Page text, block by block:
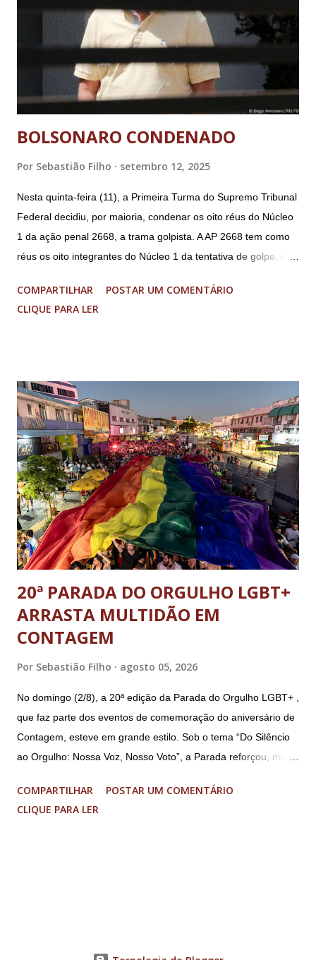
BOLSONARO CONDENADO
Por Sebastião Filho setembro 12, 2025
Nesta quinta-feira (11), a Primeira Turma do Supremo Tribunal
Federal decidiu, por maioria, condenar os oito réus do Núcleo
1 da ação penal 2668, a trama golpista. A AP 2668 tem como
réus os oito integrantes do Núcleo 1 da tentativa de golpe, ou
(PGR): o deputado federal Alexandre Ramagem, ex-diretor da
Agência Brasileira de Inteligência (Abin); o almirante Almir
Segurança Institucional (GSI); o tenente-coronel Mauro Cid,
ex-ajudante de ordens de Bolsonaro (réu-colaborador); o ex-
presidente da República Jair Bolsonaro; o general Paulo
Sérgio Nogueira, ex-ministro da Defesa; e o general da
reserva Walter Braga Netto, ex-ministro da Casa Civil e da
Defesa. A acusação envolveu os crimes de tentativa de
abolição violenta do Estado Democrático de Direito, golpe de
E...
COMPARTILHAR
POSTAR UM COMENTÁRIO
CLIQUE PARA LER
20ª PARADA DO ORGULHO LGBT+
ARRASTA MULTIDÃO EM
CONTAGEM
Por Sebastião Filho agosto 05, 2026
No domingo (2/8), a 20ª edição da Parada do Orgulho LGBT+ ,
que faz parte dos eventos de comemoração do aniversário de
Contagem, esteve em grande estilo. Sob o tema “Do Silêncio
ao Orgulho: Nossa Voz, Nosso Voto”, a Parada reforçou, mais
município. A concentração foi na Praça da Glória, que estava
preparada com um palco e contou com diversos shows,
por ser um movimento de resistência, de ocupação das ruas e
COMPARTILHAR
POSTAR UM COMENTÁRIO
CLIQUE PARA LER